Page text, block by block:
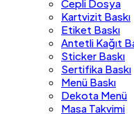
Cepli Dosya
Kartvizit Baskı
Etiket Baskı
Antetli Kağıt
Sticker Baskı
Sertifika Baskı
Menü Baskı
Dekota Menü
Masa Takvimi